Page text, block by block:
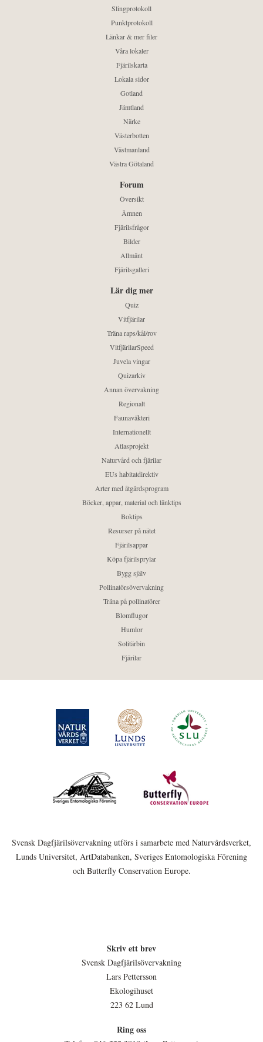
Slingprotokoll
Punktprotokoll
Länkar & mer filer
Våra lokaler
Fjärilskarta
Lokala sidor
Gotland
Jämtland
Närke
Västerbotten
Västmanland
Västra Götaland
Forum
Översikt
Ämnen
Fjärilsfrågor
Bilder
Allmänt
Fjärilsgalleri
Lär dig mer
Quiz
Vitfjärilar
Träna raps/kål/rov
VitfjärilarSpeed
Juvela vingar
Quizarkiv
Annan övervakning
Regionalt
Faunaväkteri
Internationellt
Atlasprojekt
Naturvård och fjärilar
EUs habitatdirektiv
Arter med åtgärdsprogram
Böcker, appar, material och länktips
Boktips
Resurser på nätet
Fjärilsappar
Köpa fjärilsprylar
Bygg själv
Pollinatörsövervakning
Träna på pollinatörer
Blomflugor
Humlor
Solitärbin
Fjärilar
Svensk Dagfjärilsövervakning utförs i samarbete med Naturvårdsverket,
Lunds Universitet, ArtDatabanken, Sveriges Entomologiska Förening
och Butterfly Conservation Europe.
Skriv ett brev
Svensk Dagfjärilsövervakning
Lars Pettersson
Ekologihuset
223 62 Lund
Ring oss